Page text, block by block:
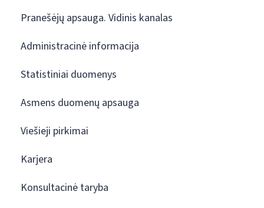
Pranešėjų apsauga. Vidinis kanalas
Administracinė informacija
Statistiniai duomenys
Asmens duomenų apsauga
Viešieji pirkimai
Karjera
Konsultacinė taryba